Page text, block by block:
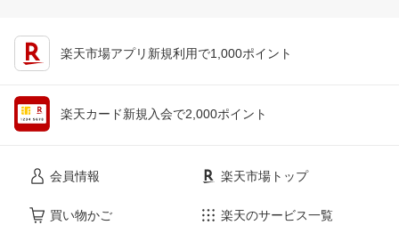
楽天市場アプリ新規利用で1,000ポイント
楽天カード新規入会で2,000ポイント
会員情報
買い物かご
楽天市場トップ
楽天のサービス一覧